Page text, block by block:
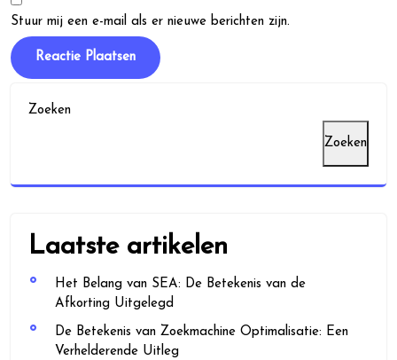
Stuur mij een e-mail als er nieuwe berichten zijn.
Zoeken
Zoeken
Laatste artikelen
Het Belang van SEA: De Betekenis van de
Afkorting Uitgelegd
De Betekenis van Zoekmachine Optimalisatie: Een
Verhelderende Uitleg